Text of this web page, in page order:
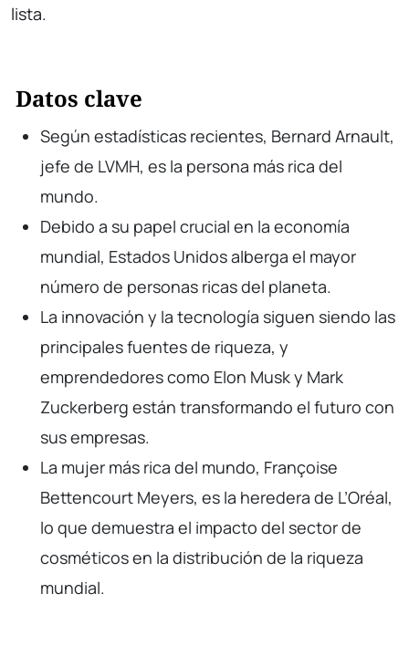
lista.
Datos clave
Según estadísticas recientes, Bernard Arnault,
jefe de LVMH, es la persona más rica del
mundo.
Debido a su papel crucial en la economía
mundial, Estados Unidos alberga el mayor
número de personas ricas del planeta.
La innovación y la tecnología siguen siendo las
principales fuentes de riqueza, y
emprendedores como Elon Musk y Mark
Zuckerberg están transformando el futuro con
sus empresas.
La mujer más rica del mundo, Françoise
Bettencourt Meyers, es la heredera de L’Oréal,
lo que demuestra el impacto del sector de
cosméticos en la distribución de la riqueza
mundial.